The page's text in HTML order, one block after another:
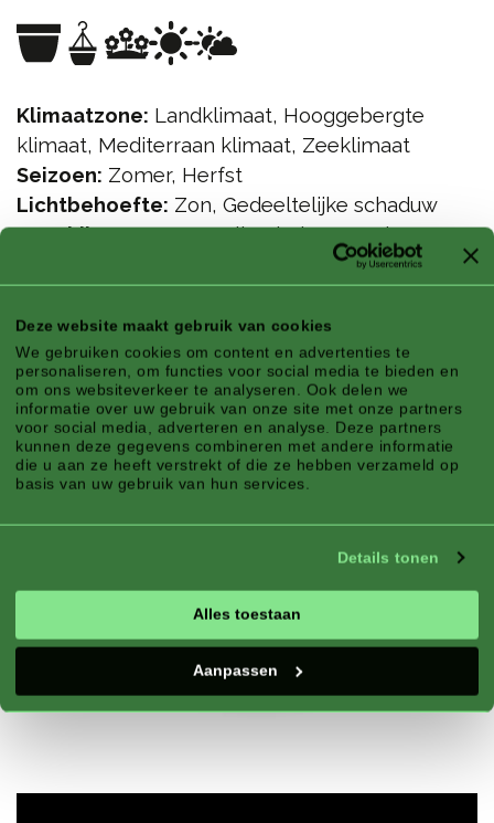
Deze website maakt gebruik van cookies
We gebruiken cookies om content en advertenties te
personaliseren, om functies voor social media te bieden en
om ons websiteverkeer te analyseren. Ook delen we
informatie over uw gebruik van onze site met onze partners
voor social media, adverteren en analyse. Deze partners
kunnen deze gegevens combineren met andere informatie
die u aan ze heeft verstrekt of die ze hebben verzameld op
basis van uw gebruik van hun services.
Details tonen
Alles toestaan
Aanpassen
Klimaatzone: Landklimaat, Hooggebergte
klimaat, Mediterraan klimaat, Zeeklimaat
Seizoen: Zomer, Herfst
Lichtbehoefte: Zon, Gedeeltelijke schaduw
Geschikt voor:Pot, Balkonbak / mand,